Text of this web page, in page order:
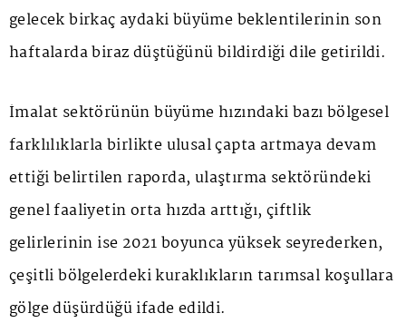
gelecek birkaç aydaki büyüme beklentilerinin son
haftalarda biraz düştüğünü bildirdiği dile getirildi.
İmalat sektörünün büyüme hızındaki bazı bölgesel
farklılıklarla birlikte ulusal çapta artmaya devam
ettiği belirtilen raporda, ulaştırma sektöründeki
genel faaliyetin orta hızda arttığı, çiftlik
gelirlerinin ise 2021 boyunca yüksek seyrederken,
çeşitli bölgelerdeki kuraklıkların tarımsal koşullara
gölge düşürdüğü ifade edildi.